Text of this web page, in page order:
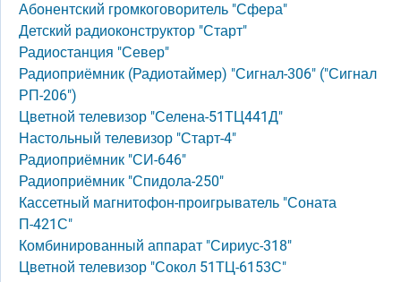
Абонентский громкоговоритель "Сфера"
Детский радиоконструктор "Старт"
Радиостанция "Север"
Радиоприёмник (Радиотаймер) "Сигнал-306" ("Сигнал
РП-206")
Цветной телевизор "Селена-51TЦ441Д"
Настольный телевизор "Старт-4"
Радиоприёмник "СИ-646"
Радиоприёмник "Спидола-250"
Кассетный магнитофон-проигрыватель "Соната
П-421С"
Комбинированный аппарат "Сириус-318"
Цветной телевизор "Сокол 51ТЦ-6153С"